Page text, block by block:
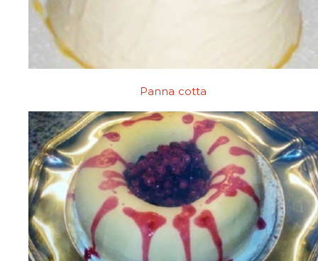
Panna cotta